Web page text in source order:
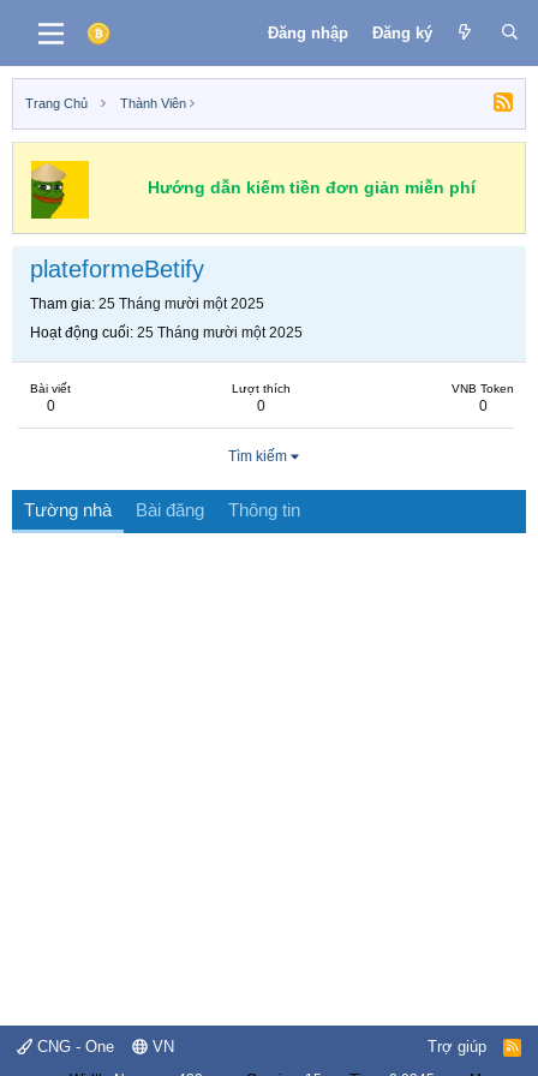
Đăng nhập Đăng ký
Trang Chủ Thành Viên
Hướng dẫn kiếm tiền đơn giản miễn phí
plateformeBetify
Tham gia 25 Tháng mười một 2025
Hoạt động cuối 25 Tháng mười một 2025
Bài viết
0
Lượt thích
0
VNB Token
0
Tìm kiếm
Tường nhà Bài đăng Thông tin
CNG - One VN Trợ giúp
R